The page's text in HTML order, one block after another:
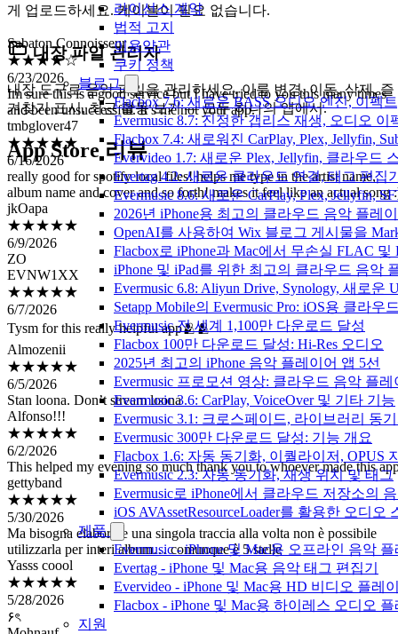
라이선스 계약
법적 고지
이용약관
쿠키 정책
블로그
Flacbox 7.6: 새로운 BASS 오디오 엔진, 이펙
Evermusic 8.7: 진정한 갭리스 재생, 오디오
Flacbox 7.4: 새로워진 CarPlay, Plex, Jellyfin,
Evervideo 1.7: 새로운 Plex, Jellyfin, 클라우드
Evertag 4.2: 새로운 클라우드 연결, 태그 편집
Evermusic 8.6: 새로운 CarPlay, Plex, Jellyfin,
2026년 iPhone용 최고의 클라우드 음악 플레
OpenAI를 사용하여 Wix 블로그 게시물을
Flacbox로 iPhone과 Mac에서 무손실 FLAC 및
iPhone 및 iPad를 위한 최고의 클라우드 음악
Evermusic 6.8: Aliyun Drive, Synology, 새로운
Setapp Mobile의 Evermusic Pro: iOS용 클라우
Evermusic 전 세계 1,100만 다운로드 달성
Flacbox 100만 다운로드 달성: Hi-Res 오디오
2025년 최고의 iPhone 음악 플레이어 앱 5선
Evermusic 프로모션 영상: 클라우드 음악 플레
Evermusic 3.6: CarPlay, VoiceOver 및 기타 기능
Evermusic 3.1: 크로스페이드, 라이브러리 동
Evermusic 300만 다운로드 달성: 기능 개요
Flacbox 1.6: 자동 동기화, 이퀄라이저, OPUS
Evermusic 2.3: 자동 동기화, 재생 위치 및 태그
Evermusic로 iPhone에서 클라우드 저장소의
iOS AVAssetResourceLoader를 활용한 오디오
제품
Evermusic - iPhone 및 Mac용 오프라인 음악
Evertag - iPhone 및 Mac용 음악 태그 편집기
Evervideo - iPhone 및 Mac용 HD 비디오 플레
Flacbox - iPhone 및 Mac용 하이레스 오디오
지원
게 업로드하세요. 케이블이 필요 없습니다.
내장 파일 관리자
내장 도구로 음악 파일을 관리하세요. 이름 변경, 이동, 삭제, 즐
겨찾기 표시, 최근 활동 보기 — 모두 하나의 앱에서.
App Store 리뷰
Sabaton Connoisseur
★★★★☆
6/23/2026
Im sure this is a good service but I have tried to you this many times
and been unsuccessful. It’s me not your app.
tmbglover47
★★★★★
6/16/2026
really good for spotify local files! helps me type in the artist name,
album name and cover and so forth! makes it feel like an actual song
jkOapa
★★★★★
6/9/2026
ZO
EVNW1XX
★★★★★
6/7/2026
Tysm for this really helpful app🫂🫂
Almozenii
★★★★★
6/5/2026
Stan loona. Don’t stream loona
Alfonso!!!
★★★★★
6/2/2026
This helped my evening so much thank you to whoever made this
gettyband
★★★★★
5/30/2026
Ma bisogna elaborare una singola traccia alla volta non è possibile
utilizzarla per interi album… comunque è 5 stelle
Yasss coool
★★★★★
5/28/2026
۶ৎ
Mohnauf
★★★★★